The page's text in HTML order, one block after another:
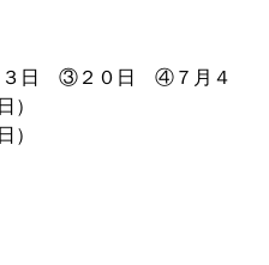
３日 ③２０日 ④７月４
）